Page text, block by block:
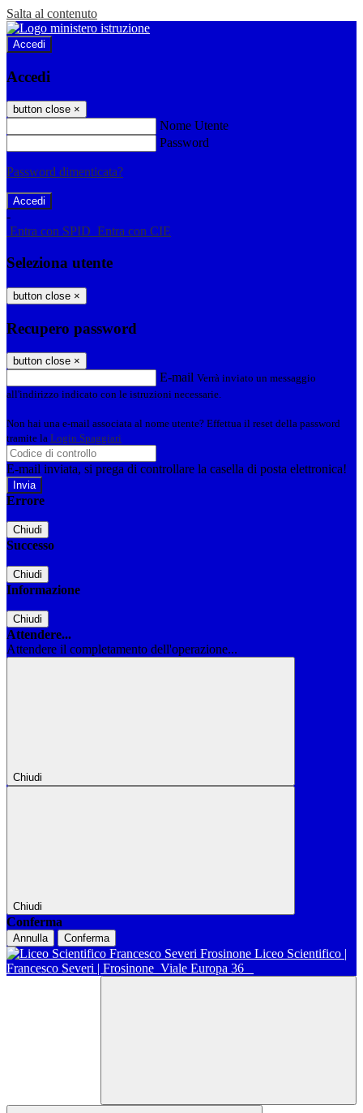
Salta al contenuto
Accedi
Accedi
button close ×
Nome Utente
Password
Password dimenticata?
-
Entra con SPID Entra con CIE
Seleziona utente
button close ×
Recupero password
button close ×
E-mail Verrà inviato un messaggio
all'indirizzo indicato con le istruzioni necessarie.
Non hai una e-mail associata al nome utente? Effettua il reset della password
tramite la Login Spaggiari
E-mail inviata, si prega di controllare la casella di posta elettronica!
Errore
Chiudi
Successo
Chiudi
Informazione
Chiudi
Attendere...
Attendere il completamento dell'operazione...
Chiudi
Chiudi
Conferma
Annulla Conferma
Liceo Scientifico |
Francesco Severi | Frosinone Viale Europa 36